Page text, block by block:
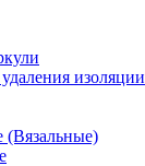
изоляции
(Вязальные)